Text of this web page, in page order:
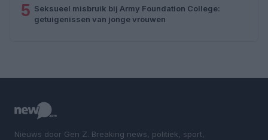
5 Seksueel misbruik bij Army Foundation College:
getuigenissen van jonge vrouwen
Nieuws door Gen Z. Breaking news, politiek, sport,